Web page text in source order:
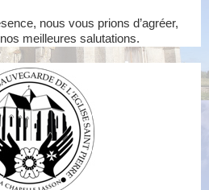
nous vous prions d’agréer,
meilleures salutations.